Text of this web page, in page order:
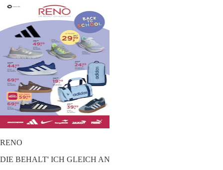
RENO
DIE BEHALT' ICH GLEICH AN